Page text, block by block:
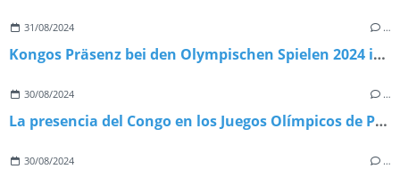
31/08/2024 …
Kongos Präsenz bei den Olympischen Spielen 2024 in Paris
30/08/2024 …
La presencia del Congo en los Juegos Olímpicos de París 2024
30/08/2024 …